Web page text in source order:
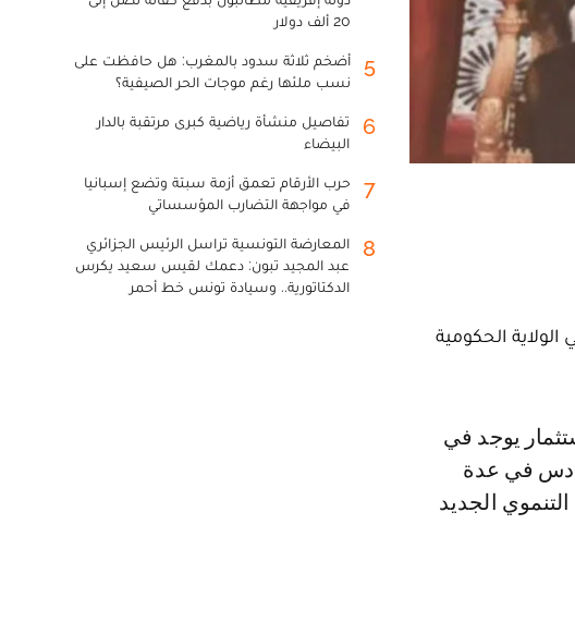
بالرباط، اجتماع لجنة الاستثمارات، في دورته الـ81 والأولى في الولاية الحكومية
في عدة
الجديد
20 ألف دولار
5
أضخم ثلاثة سدود بالمغرب: هل حافظت على
نسب ملئها رغم موجات الحر الصيفية؟
6
تفاصيل منشأة رياضية كبرى مرتقبة بالدار
البيضاء
7
حرب الأرقام تعمق أزمة سبتة وتضع إسبانيا
في مواجهة التضارب المؤسساتي
8
المعارضة التونسية تراسل الرئيس الجزائري
عبد المجيد تبون: دعمك لقيس سعيد يكرس
الدكتاتورية.. وسيادة تونس خط أحمر